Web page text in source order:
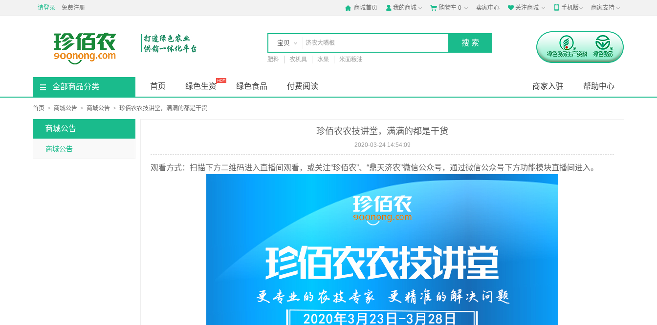
请登录 免费注册  商城首页  我的商城  购物车 0 卖家中心 关注商城 手机版 商家支持
宝贝
店铺
肥料 农机具 水果 米面粮油
全部商品分类 首页 绿色生资 绿色食品 帮助中心
商家入驻
付费阅读
首页 > 商城公告 > 商城公告 > 珍佰农农技讲堂，满满的都是干货
商城公告
商城公告
珍佰农农技讲堂，满满的都是干货
2020-03-24 14:54:09
观看方式：扫描下方二维码进入直播间观看，或关注“珍佰农”、“鼎天济农”微信公众号，通过微信公众号下方功能模块直播间进入。